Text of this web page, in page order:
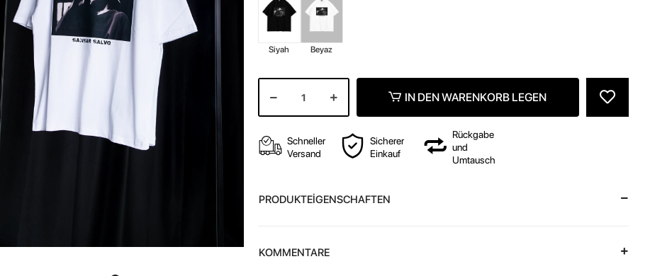
Siyah Beyaz
IN DEN WARENKORB LEGEN
Schneller
Versand
Sicherer
Einkauf
Rückgabe
und
Umtausch
PRODUKTEİGENSCHAFTEN
KOMMENTARE